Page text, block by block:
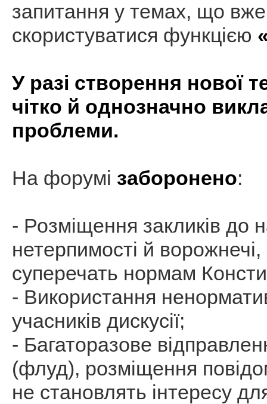
запитання у темах, що
скористуватися функцією
У разі створення нової
чітко й однозначно
проблеми.
На форумі заборонено:
- Розміщення закликів до
нетерпимості й
суперечать нормам
- Використання
учасників дискусії;
- Багаторазове
(флуд), розміщення
не становлять інтересу